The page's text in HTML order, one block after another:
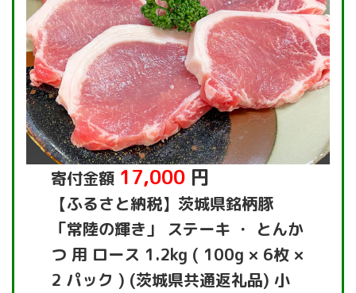
寄付金額 17,000円
【ふるさと納税】茨城県銘柄豚
「常陸の輝き」 ステーキ ・ とんか
つ 用 ロース 1.2kg ( 100g × 6枚 ×
2 パック ) (茨城県共通返礼品) 小